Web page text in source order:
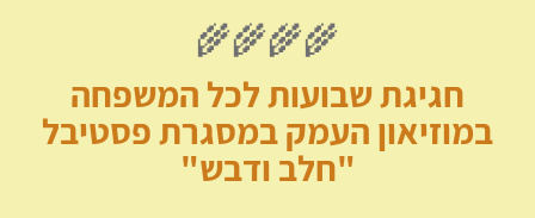
🌾🌾🌾🌾
חגיגת שבועות לכל המשפחה
במוזיאון העמק במסגרת פסטיבל
"חלב ודבש"